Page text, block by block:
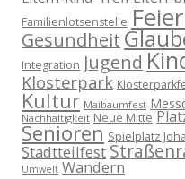
Familienlotsenstelle
Gesundheit
Integration Jugend
Klosterpark
Kultur Maibaumfest
Nachhaltigkeit Neue Mitte
Senioren Spielplatz
Stadtteilfest
Umwelt Wandern